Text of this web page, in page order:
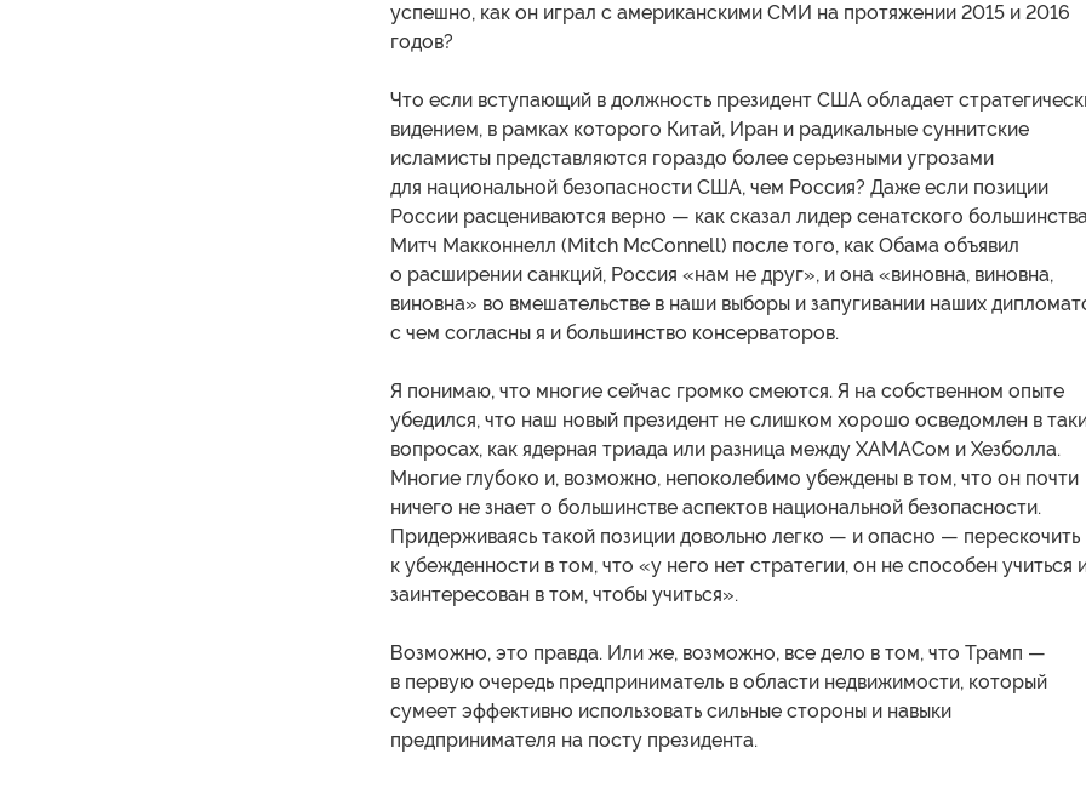
успешно, как он играл с американскими СМИ на протяжении 2015 и 2016
годов?
Что если вступающий в должность президент США обладает
видением, в рамках которого Китай, Иран и радикальные суннитские
исламисты представляются гораздо более серьезными угрозами
для национальной безопасности США, чем Россия? Даже если позиции
России расцениваются верно — как сказал лидер сенатского
Митч Макконнелл (Mitch McConnell) после того, как Обама объявил
о расширении санкций, Россия «нам не друг», и она «виновна, виновна,
виновна» во вмешательстве в наши выборы и запугивании наших
с чем согласны я и большинство консерваторов.
Я понимаю, что многие сейчас громко смеются. Я на собственном опыте
убедился, что наш новый президент не слишком хорошо осведомлен в
вопросах, как ядерная триада или разница между ХАМАСом и Хезболла.
Многие глубоко и, возможно, непоколебимо убеждены в том, что он почти
ничего не знает о большинстве аспектов национальной безопасности.
Придерживаясь такой позиции довольно легко — и опасно — перескочить
к убежденности в том, что «у него нет стратегии, он не способен учиться
заинтересован в том, чтобы учиться».
Возможно, это правда. Или же, возможно, все дело в том, что Трамп —
в первую очередь предприниматель в области недвижимости, который
сумеет эффективно использовать сильные стороны и навыки
предпринимателя на посту президента.